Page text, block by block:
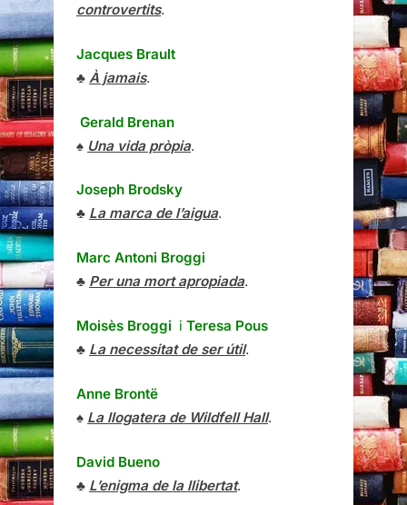
controvertits.
Jacques Brault
♣ À jamais.
Gerald Brenan
♠ Una vida pròpia.
Joseph Brodsky
♣ La marca de l’aigua.
Marc Antoni Broggi
♣ Per una mort apropiada.
Moisès Broggi i Teresa Pous
♣ La necessitat de ser útil.
Anne Brontë
♠ La llogatera de Wildfell Hall.
David Bueno
♣ L’enigma de la llibertat.